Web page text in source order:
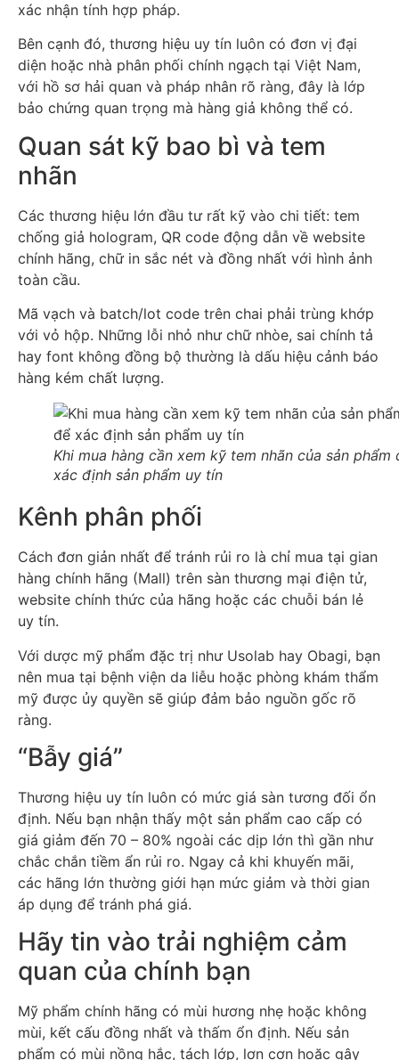
xác nhận tính hợp pháp.
Bên cạnh đó, thương hiệu uy tín luôn có đơn vị đại
diện hoặc nhà phân phối chính ngạch tại Việt Nam,
với hồ sơ hải quan và pháp nhân rõ ràng, đây là lớp
bảo chứng quan trọng mà hàng giả không thể có.
Quan sát kỹ bao bì và tem
nhãn
Các thương hiệu lớn đầu tư rất kỹ vào chi tiết: tem
chống giả hologram, QR code động dẫn về website
chính hãng, chữ in sắc nét và đồng nhất với hình ảnh
toàn cầu.
Mã vạch và batch/lot code trên chai phải trùng khớp
với vỏ hộp. Những lỗi nhỏ như chữ nhòe, sai chính tả
hay font không đồng bộ thường là dấu hiệu cảnh báo
hàng kém chất lượng.
Khi mua hàng cần xem kỹ tem nhãn của sản phẩm
xác định sản phẩm uy tín
Kênh phân phối
Cách đơn giản nhất để tránh rủi ro là chỉ mua tại gian
hàng chính hãng (Mall) trên sàn thương mại điện tử,
website chính thức của hãng hoặc các chuỗi bán lẻ
uy tín.
Với dược mỹ phẩm đặc trị như Usolab hay Obagi, bạn
nên mua tại bệnh viện da liễu hoặc phòng khám thẩm
mỹ được ủy quyền sẽ giúp đảm bảo nguồn gốc rõ
ràng.
“Bẫy giá”
Thương hiệu uy tín luôn có mức giá sàn tương đối ổn
định. Nếu bạn nhận thấy một sản phẩm cao cấp có
giá giảm đến 70 – 80% ngoài các dịp lớn thì gần như
chắc chắn tiềm ẩn rủi ro. Ngay cả khi khuyến mãi,
các hãng lớn thường giới hạn mức giảm và thời gian
áp dụng để tránh phá giá.
Hãy tin vào trải nghiệm cảm
quan của chính bạn
Mỹ phẩm chính hãng có mùi hương nhẹ hoặc không
mùi, kết cấu đồng nhất và thấm ổn định. Nếu sản
phẩm có mùi nồng hắc, tách lớp, lợn cợn hoặc gây